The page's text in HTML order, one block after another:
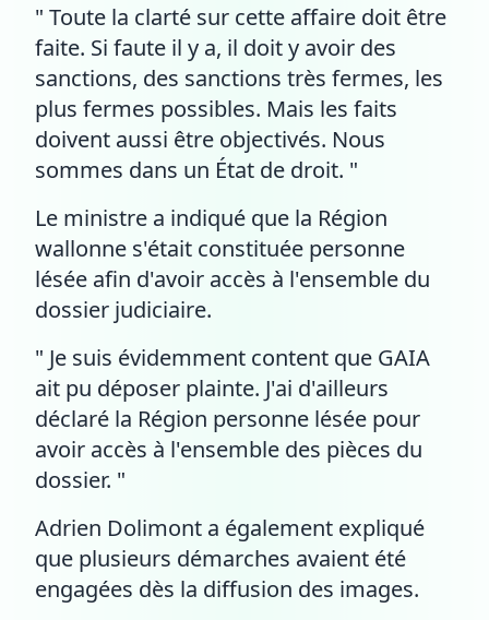
" Toute la clarté sur cette affaire doit être
faite. Si faute il y a, il doit y avoir des
sanctions, des sanctions très fermes, les
plus fermes possibles. Mais les faits
doivent aussi être objectivés. Nous
sommes dans un État de droit. "
Le ministre a indiqué que la Région
wallonne s'était constituée personne
lésée afin d'avoir accès à l'ensemble du
dossier judiciaire.
" Je suis évidemment content que GAIA
ait pu déposer plainte. J'ai d'ailleurs
déclaré la Région personne lésée pour
avoir accès à l'ensemble des pièces du
dossier. "
Adrien Dolimont a également expliqué
que plusieurs démarches avaient été
engagées dès la diffusion des images.